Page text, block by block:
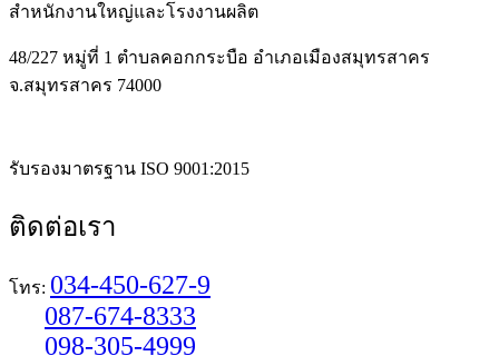
สำหนักงานใหญ่และโรงงานผลิต
48/227 หมู่ที่ 1 ตำบลคอกกระบือ อำเภอเมืองสมุทรสาคร
จ.สมุทรสาคร 74000
รับรองมาตรฐาน ISO 9001:2015
ติดต่อเรา
โทร: 034-450-627-9
087-674-8333
098-305-4999